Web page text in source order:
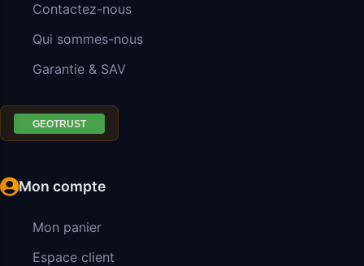
Contactez-nous
Qui sommes-nous
Garantie & SAV
Mon compte
Mon panier
Espace client